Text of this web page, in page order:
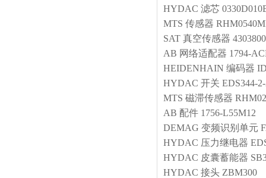
HYDAC 滤芯
MTS 传感器
SAT 真空传感器
AB 网络适配器 1794-
HEIDENHAIN 编码器
HYDAC 开关 EDS344-
MTS 磁滞传感器
AB 配件 1756-L55M12
DEMAG 变频识别单元
HYDAC 压力继电器
HYDAC 皮囊蓄能器
HYDAC 接头 ZBM300